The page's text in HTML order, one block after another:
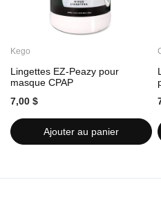
Kego
Lingettes EZ-Peazy pour
masque CPAP
7,00 $
Ajouter au panier